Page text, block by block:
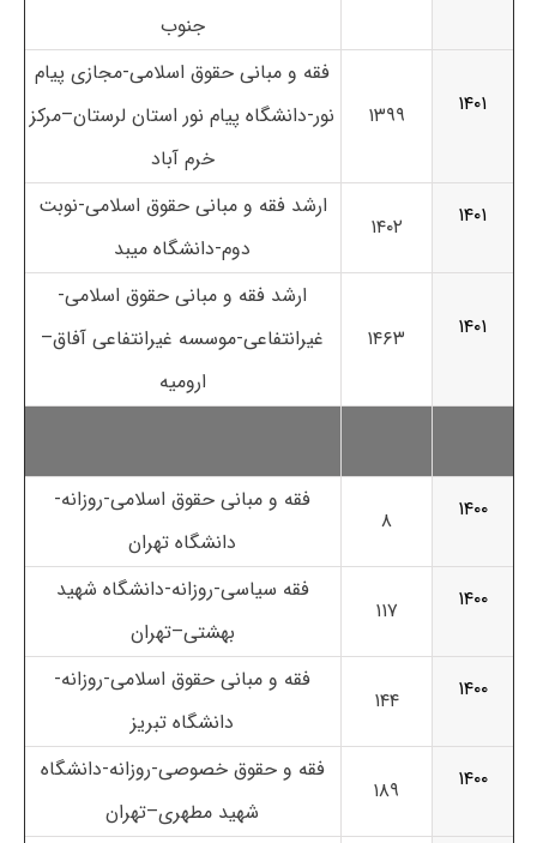
جنوب
۱۴۰۱ ۱۳۹۹
فقه و مبانی حقوق اسلامی-مجازی پیام
نور-دانشگاه پیام نور استان لرستان–مرکز
خرم آباد
۱۴۰۱
۱۴۰۲
ارشد فقه و مبانی حقوق اسلامی-نوبت
دوم-دانشگاه میبد
۱۴۰۱ ۱۴۶۳
ارشد فقه و مبانی حقوق اسلامی-
غیرانتفاعی-موسسه غیرانتفاعی آفاق–
ارومیه
۱۴۰۰ ۸
فقه و مبانی حقوق اسلامی-روزانه-
دانشگاه تهران
۱۴۰۰
۱۱۷
فقه سیاسی-روزانه-دانشگاه شهید
بهشتی–تهران
۱۴۰۰
۱۴۴
فقه و مبانی حقوق اسلامی-روزانه-
دانشگاه تبریز
۱۴۰۰
۱۸۹
فقه و حقوق خصوصی-روزانه-دانشگاه
شهید مطهری–تهران